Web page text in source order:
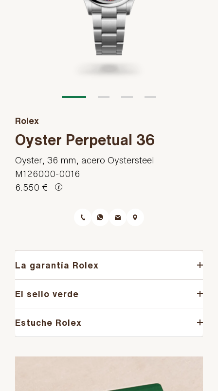
Rolex
Oyster Perpetual 36
Oyster, 36 mm, acero Oystersteel
M126000-0016
6.550 €
La garantía Rolex
El sello verde
Estuche Rolex